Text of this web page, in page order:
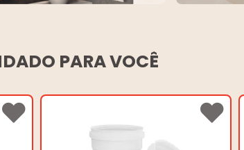
PARA VOCÊ